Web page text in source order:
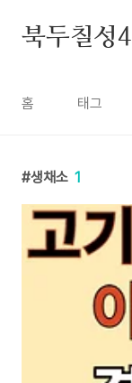
북두칠성4
홈 태그
생채소 1